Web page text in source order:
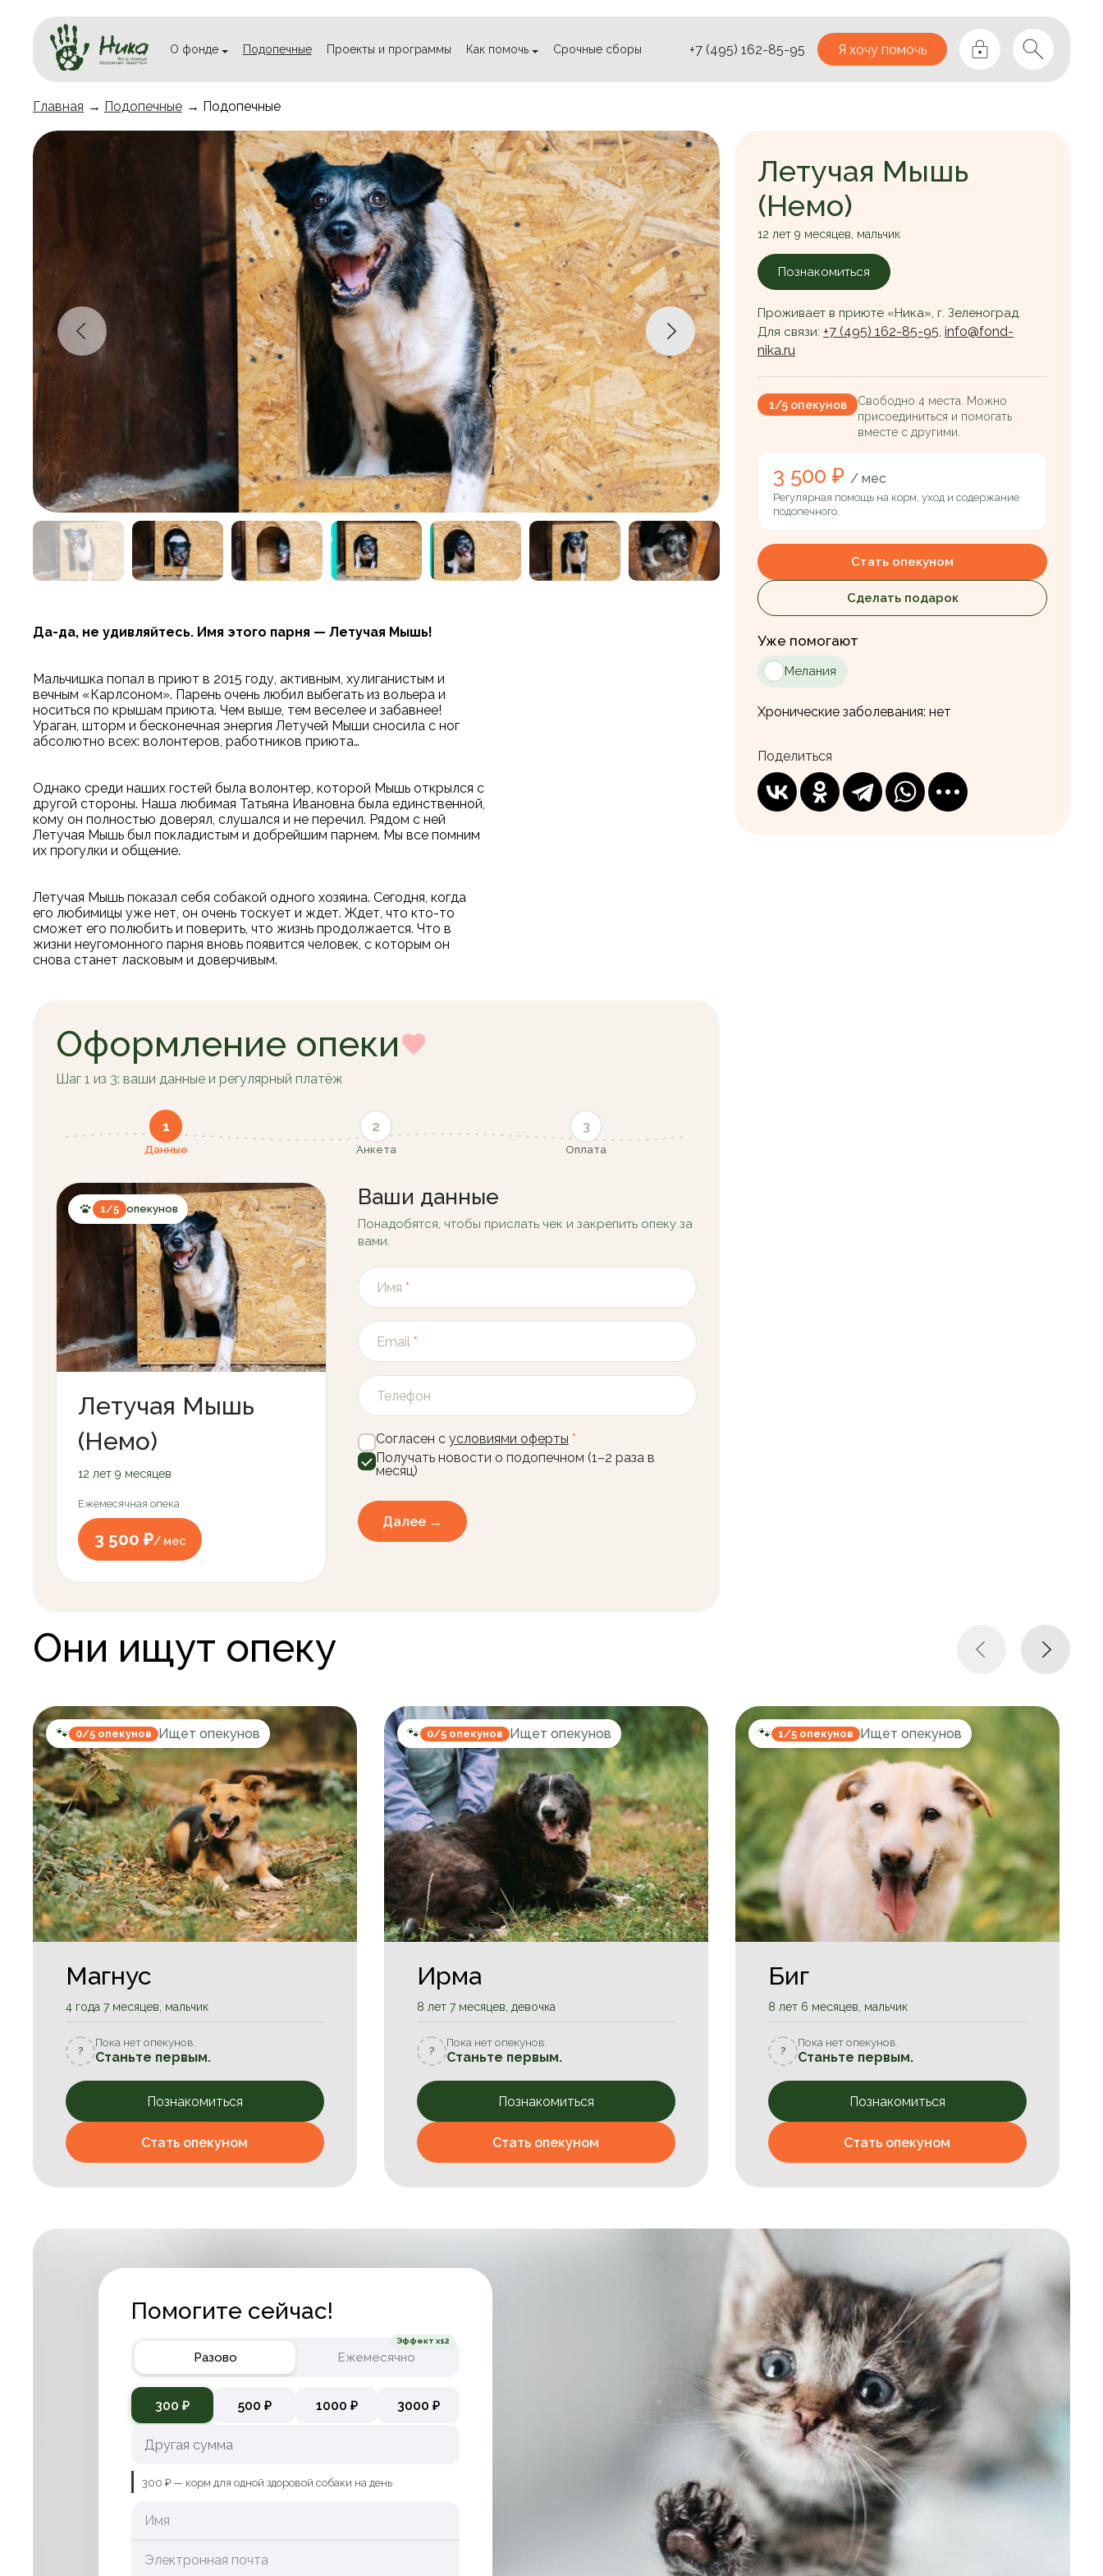
О фонде Подопечные Проекты и программы Как помочь Срочные сборы +7 (495) 162-85-95 Я хочу помочь
Главная → Подопечные → Подопечные
Да-да, не удивляйтесь. Имя этого парня — Летучая Мышь!
Мальчишка попал в приют в 2015 году, активным, хулиганистым и
вечным «Карлсоном». Парень очень любил выбегать из вольера и
носиться по крышам приюта. Чем выше, тем веселее и забавнее!
Ураган, шторм и бесконечная энергия Летучей Мыши сносила с ног
абсолютно всех: волонтеров, работников приюта…
Однако среди наших гостей была волонтер, которой Мышь открылся с
другой стороны. Наша любимая Татьяна Ивановна была единственной,
кому он полностью доверял, слушался и не перечил. Рядом с ней
Летучая Мышь был покладистым и добрейшим парнем. Мы все помним
их прогулки и общение.
Летучая Мышь показал себя собакой одного хозяина. Сегодня, когда
его любимицы уже нет, он очень тоскует и ждет. Ждет, что кто-то
сможет его полюбить и поверить, что жизнь продолжается. Что в
жизни неугомонного парня вновь появится человек, с которым он
снова станет ласковым и доверчивым.
Летучая Мышь
(Немо)
12 лет 9 месяцев, мальчик
Познакомиться
Проживает в приюте «Ника», г. Зеленоград.
Для связи:+7 (495) 162-85-95,info@fond-
nika.ru
1/5 опекунов
Свободно 4 места. Можно
присоединиться и помогать
вместе с другими.
3 500 ₽ / мес
Регулярная помощь на корм, уход и содержание
подопечного.
Стать опекуном
Сделать подарок
Уже помогают
Мелания
Хронические заболевания: нет
Поделиться
Оформление опеки
Шаг 1 из 3: ваши данные и регулярный платёж
1
Данные
2
Анкета
3
Оплата
1/5 опекунов
Летучая Мышь
(Немо)
12 лет 9 месяцев
Ежемесячная опека
3 500 ₽/ мес
Ваши данные
Понадобятся, чтобы прислать чек и закрепить опеку за
вами.
Имя *
Email *
Телефон
Согласен с условиями оферты *
Получать новости о подопечном (1–2 раза в
месяц)
Далее →
Они ищут опеку
🐾 0/5 опекунов Ищет опекунов
Магнус
4 года 7 месяцев, мальчик
?
Пока нет опекунов.
Станьте первым.
Познакомиться
Стать опекуном
🐾 0/5 опекунов Ищет опекунов
Ирма
8 лет 7 месяцев, девочка
?
Пока нет опекунов.
Станьте первым.
Познакомиться
Стать опекуном
🐾 1/5 опекунов Ищет опекунов
Биг
8 лет 6 месяцев, мальчик
?
Пока нет опекунов.
Станьте первым.
Познакомиться
Стать опекуном
Помогите сейчас!
Разово Ежемесячно
Эффект x12
300 ₽ 500 ₽ 1000 ₽ 3000 ₽
300 ₽ — корм для одной здоровой собаки на день
Имя
Электронная почта